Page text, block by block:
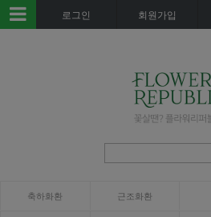
로그인 회원가입
축하화환 근조화환